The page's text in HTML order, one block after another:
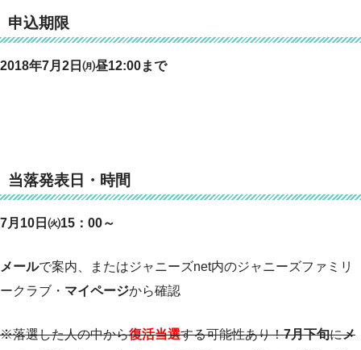
申込期限
2018年7月2日㈪昼12:00まで
当落発表日・時間
7月10日㈫15：00～
メールで案内、またはジャニーズnet内のジャニーズファミリ
ークラブ・ マイページから確認
※落選した人の中から復活当選する可能性あり！7月下旬にメ